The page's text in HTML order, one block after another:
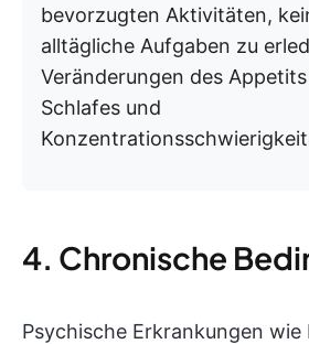
bevorzugten Aktivitäten,
alltägliche Aufgaben zu
Veränderungen des
Schlafes und
4. Chronische
Psychische Erkrankungen wie